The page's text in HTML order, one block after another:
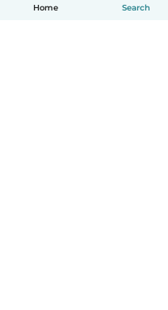
Home Search